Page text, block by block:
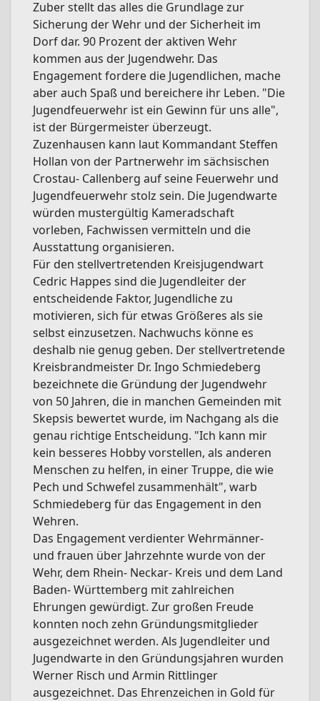
Zuber stellt das alles die Grundlage zur
Sicherung der Wehr und der Sicherheit im
Dorf dar. 90 Prozent der aktiven Wehr
kommen aus der Jugendwehr. Das
Engagement fordere die Jugendlichen, mache
aber auch Spaß und bereichere ihr Leben. "Die
Jugendfeuerwehr ist ein Gewinn für uns alle",
ist der Bürgermeister überzeugt.
Zuzenhausen kann laut Kommandant Steffen
Hollan von der Partnerwehr im sächsischen
Crostau- Callenberg auf seine Feuerwehr und
Jugendfeuerwehr stolz sein. Die Jugendwarte
würden mustergültig Kameradschaft
vorleben, Fachwissen vermitteln und die
Ausstattung organisieren.
Für den stellvertretenden Kreisjugendwart
Cedric Happes sind die Jugendleiter der
entscheidende Faktor, Jugendliche zu
motivieren, sich für etwas Größeres als sie
selbst einzusetzen. Nachwuchs könne es
deshalb nie genug geben. Der stellvertretende
Kreisbrandmeister Dr. Ingo Schmiedeberg
bezeichnete die Gründung der Jugendwehr
von 50 Jahren, die in manchen Gemeinden mit
Skepsis bewertet wurde, im Nachgang als die
genau richtige Entscheidung. "Ich kann mir
kein besseres Hobby vorstellen, als anderen
Menschen zu helfen, in einer Truppe, die wie
Pech und Schwefel zusammenhält", warb
Schmiedeberg für das Engagement in den
Wehren.
Das Engagement verdienter Wehrmänner-
und frauen über Jahrzehnte wurde von der
Wehr, dem Rhein- Neckar- Kreis und dem Land
Baden- Württemberg mit zahlreichen
Ehrungen gewürdigt. Zur großen Freude
konnten noch zehn Gründungsmitglieder
ausgezeichnet werden. Als Jugendleiter und
Jugendwarte in den Gründungsjahren wurden
Werner Risch und Armin Rittlinger
ausgezeichnet. Das Ehrenzeichen in Gold für